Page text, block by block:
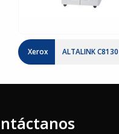
Xerox ALTALINK C8130